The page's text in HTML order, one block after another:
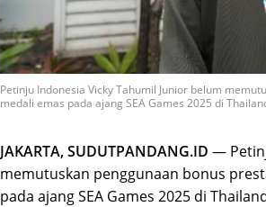
Petinju Indonesia Vicky Tahumil Junior belum
medali emas pada ajang SEA Games 2025 di
JAKARTA, SUDUTPANDANG.ID —
memutuskan penggunaan bonus
pada ajang SEA Games 2025 di